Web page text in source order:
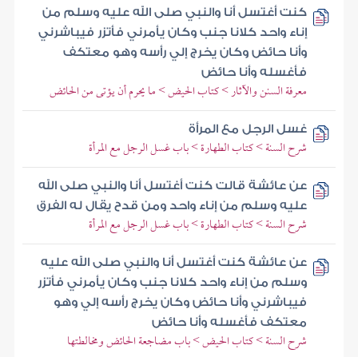
كنت أغتسل أنا والنبي صلى الله عليه وسلم من
إناء واحد كلانا جنب وكان يأمرني فأتزر فيباشرني
وأنا حائض وكان يخرج إلي رأسه وهو معتكف
فأغسله وأنا حائض
معرفة السنن والآثار > كتاب الحيض > ما يحرم أن يؤتى من الحائض
غسل الرجل مع المرأة
شرح السنة > كتاب الطهارة > باب غسل الرجل مع المرأة
عن عائشة قالت كنت أغتسل أنا والنبي صلى الله
عليه وسلم من إناء واحد ومن قدح يقال له الفرق
شرح السنة > كتاب الطهارة > باب غسل الرجل مع المرأة
عن عائشة كنت أغتسل أنا والنبي صلى الله عليه
وسلم من إناء واحد كلانا جنب وكان يأمرني فأتزر
فيباشرني وأنا حائض وكان يخرج رأسه إلي وهو
معتكف فأغسله وأنا حائض
شرح السنة > كتاب الحيض > باب مضاجعة الحائض ومخالطتها